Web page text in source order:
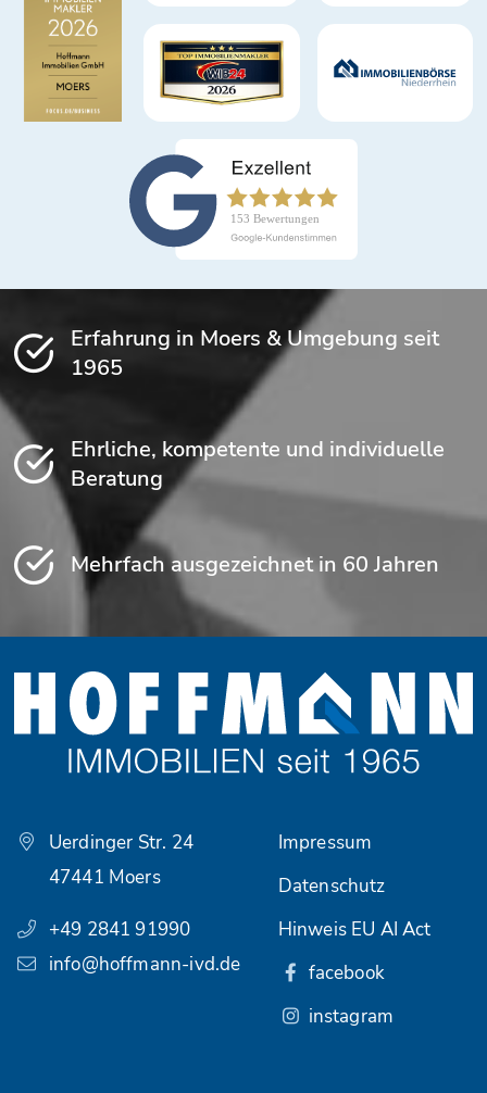
Erfahrung in Moers & Umgebung seit
1965
Ehrliche, kompetente und individuelle
Beratung
Mehrfach ausgezeichnet in 60 Jahren
Uerdinger Str. 24
47441 Moers
+49 2841 91990
info@hoffmann-ivd.de
Impressum
Datenschutz
Hinweis EU AI Act
facebook
instagram